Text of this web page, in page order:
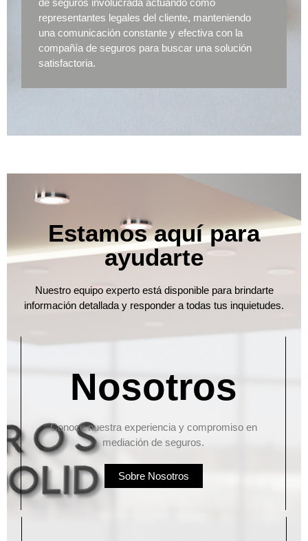
de seguros involucrada actuando como
representantes legales del cliente, manteniendo
una comunicación constante y efectiva con la
compañía de seguros para buscar una solución
satisfactoria.
Estamos aquí para
ayudarte
Nuestro equipo experto está disponible para brindarte
información detallada y responder a todas tus inquietudes.
Nosotros
Conoce nuestra experiencia y compromiso en
mediación de seguros.
Sobre Nosotros